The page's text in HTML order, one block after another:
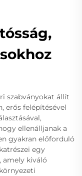
szabványokat állít
erős felépítésével
ellenálljanak a
gyakran előforduló
egy
amely kiváló